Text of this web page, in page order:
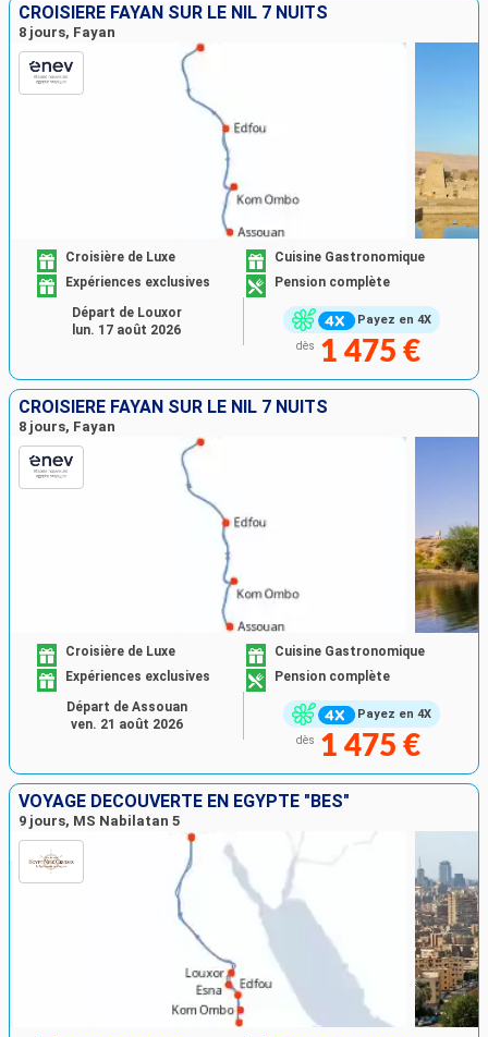
CROISIÈRE FAYAN SUR LE NIL 7 NUITS
8 jours, Fayan
Payez en 4X
Croisière de Luxe
Cuisine Gastronomique
Expériences exclusives
Pension complète
dès 1 475 €
Départ de Louxor
lun. 17 août 2026
CROISIÈRE FAYAN SUR LE NIL 7 NUITS
8 jours, Fayan
Payez en 4X
Croisière de Luxe
Cuisine Gastronomique
Expériences exclusives
Pension complète
dès 1 475 €
Départ de Assouan
ven. 21 août 2026
VOYAGE DÉCOUVERTE EN EGYPTE "BES"
9 jours, MS Nabilatan 5